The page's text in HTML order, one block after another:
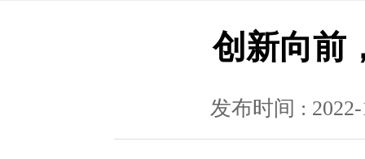
创新向前
发布时间 :